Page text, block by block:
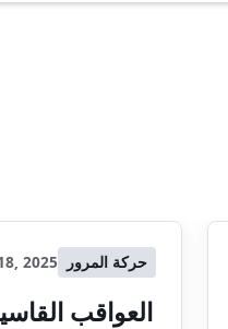
حركة المرور 2025
العواقب